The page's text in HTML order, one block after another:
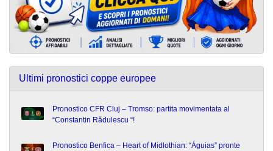
Ultimi pronostici coppe europee
Pronostico CFR Cluj – Tromso: partita movimentata al
“Constantin Rădulescu “!
Pronostico Benfica – Heart of Midlothian: “Águias” pronte